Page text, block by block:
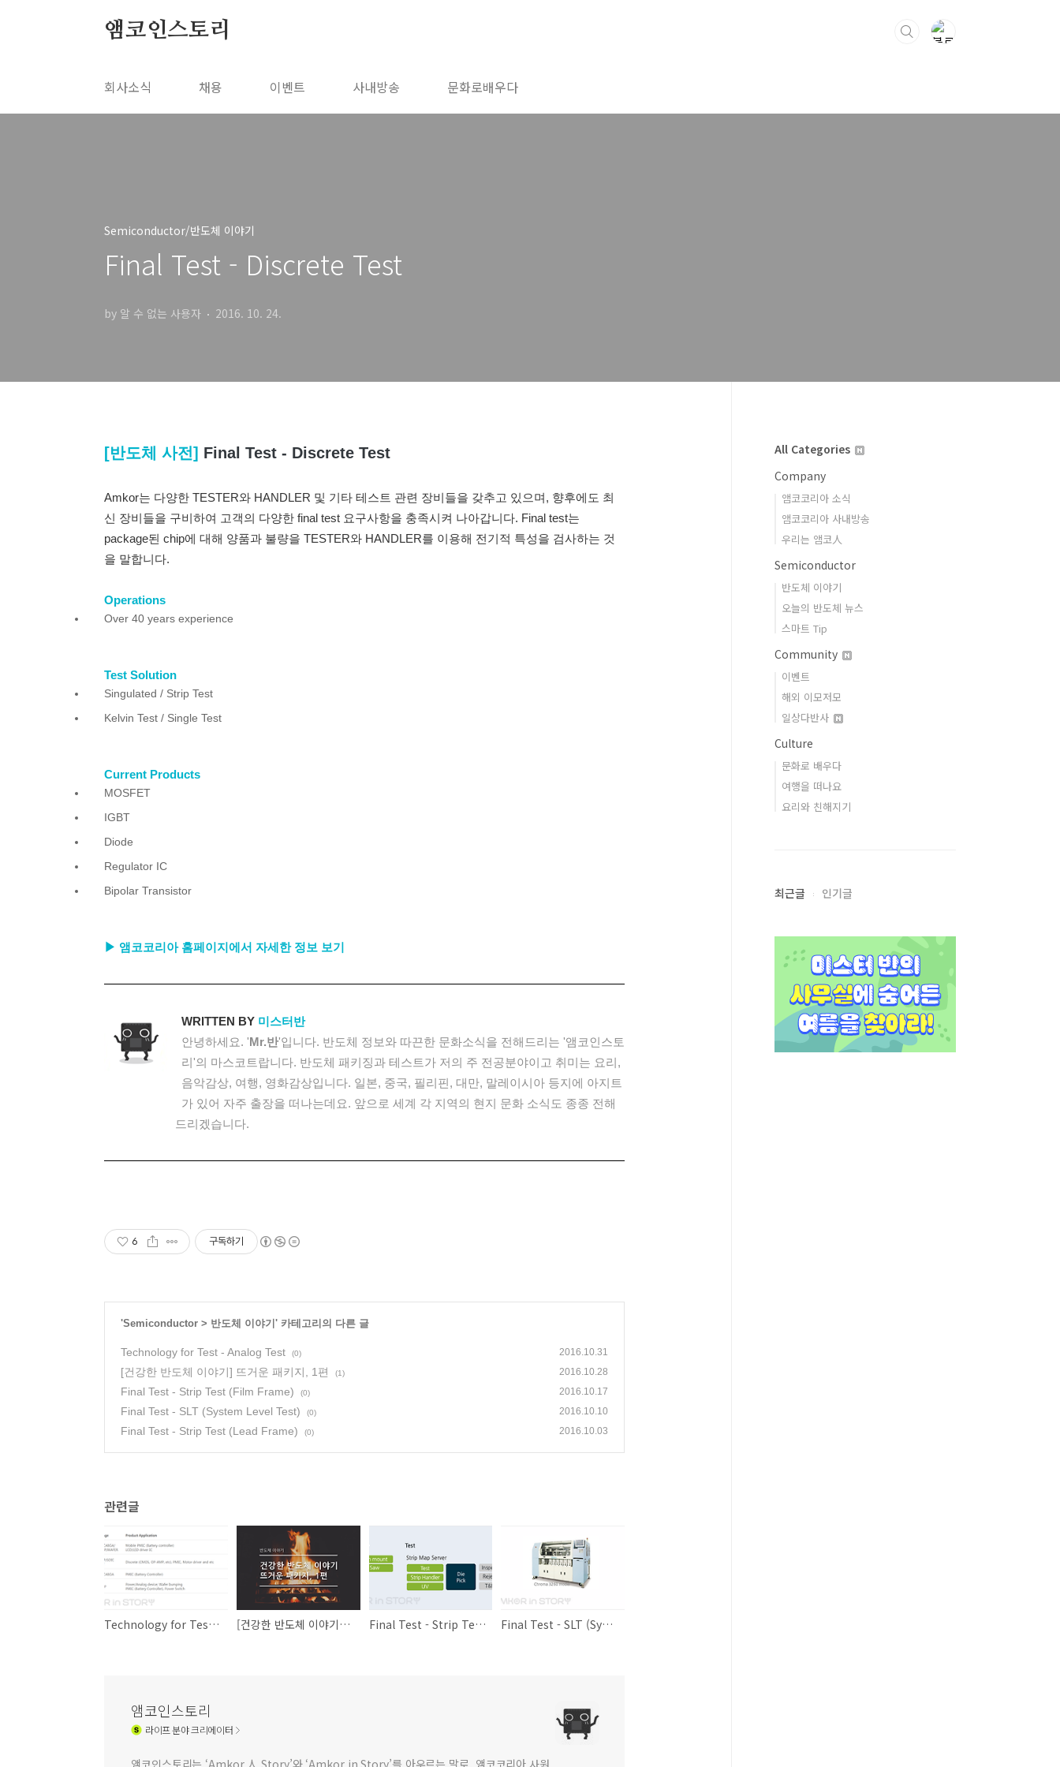
앰코인스토리
회사소식 채용 이벤트 사내방송 문화로배우다
Semiconductor/반도체 이야기
Final Test - Discrete Test
by 알 수 없는 사용자 2016. 10. 24.
[반도체 사전] Final Test - Discrete Test
Amkor는 다양한 TESTER와 HANDLER 및 기타 테스트 관련 장비들을 갖추고 있으며, 향후에도 최
신 장비들을 구비하여 고객의 다양한 final test 요구사항을 충족시켜 나아갑니다. Final test는
package된 chip에 대해 양품과 불량을 TESTER와 HANDLER를 이용해 전기적 특성을 검사하는 것
을 말합니다.
Operations
Over 40 years experience
Test Solution
Singulated / Strip Test
Kelvin Test / Single Test
Current Products
MOSFET
IGBT
Diode
Regulator IC
Bipolar Transistor
▶ 앰코코리아 홈페이지에서 자세한 정보 보기
WRITTEN BY 미스터반
안녕하세요. 'Mr.반'입니다. 반도체 정보와 따끈한 문화소식을 전해드리는 '앰코인스토
리'의 마스코트랍니다. 반도체 패키징과 테스트가 저의 주 전공분야이고 취미는 요리,
음악감상, 여행, 영화감상입니다. 일본, 중국, 필리핀, 대만, 말레이시아 등지에 아지트
가 있어 자주 출장을 떠나는데요. 앞으로 세계 각 지역의 현지 문화 소식도 종종 전해
드리겠습니다.
6 구독하기
'Semiconductor > 반도체 이야기 ' 카테고리의 다른 글
Technology for Test - Analog Test (0) 2016.10.31
[건강한 반도체 이야기] 뜨거운 패키지, 1편 (1) 2016.10.28
Final Test - Strip Test (Film Frame) (0) 2016.10.17
Final Test - SLT (System Level Test) (0) 2016.10.10
Final Test - Strip Test (Lead Frame) (0) 2016.10.03
관련글
Technology for Test - Analog Test [건강한 반도체 이야기] 뜨거운 패키지, 1편 Final Test - Strip Test (Film Frame) Final Test - SLT (System Level Test)
앰코인스토리
라이프분야 크리에이터
앰코인스토리는 ‘Amkor 人 Story’와 ‘Amkor in Story’를 아우르는 말로, 앰코코리아 사원
All Categories
Company
앰코코리아 소식
앰코코리아 사내방송
우리는 앰코人
Semiconductor
반도체 이야기
오늘의 반도체 뉴스
스마트 Tip
Community
이벤트
해외 이모저모
일상다반사
Culture
문화로 배우다
여행을 떠나요
요리와 친해지기
최근글 인기글